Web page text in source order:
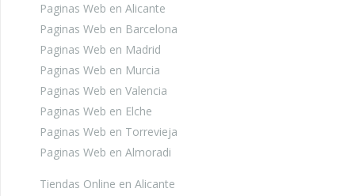
Paginas Web en Alicante
Paginas Web en Barcelona
Paginas Web en Madrid
Paginas Web en Murcia
Paginas Web en Valencia
Paginas Web en Elche
Paginas Web en Torrevieja
Paginas Web en Almoradi
Tiendas Online en Alicante